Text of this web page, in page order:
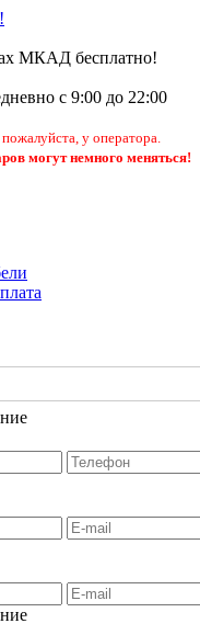
МКАД бесплатно!
с 9:00 до 22:00
у оператора.
могут немного меняться!